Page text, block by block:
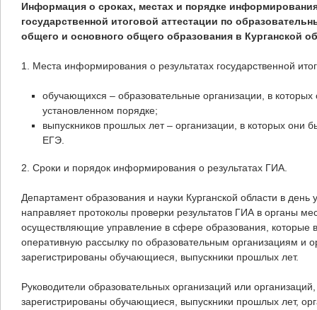
Информация о сроках, местах и порядке
государственной итоговой аттестации по
общего и основного общего образования в Курганской
1. Места информирования о результатах государственной
обучающихся – образовательные организации, в
установленном порядке;
выпускников прошлых лет – организации, в которых они
ЕГЭ.
2. Сроки и порядок информирования о результатах ГИА.
Департамент образования и науки Курганской области в день
направляет протоколы проверки результатов ГИА в органы
осуществляющие управление в сфере образования, которые
оперативную рассылку по образовательным организациям и
зарегистрированы обучающиеся, выпускники прошлых лет.
Руководители образовательных организаций или
зарегистрированы обучающиеся, выпускники прошлых лет,